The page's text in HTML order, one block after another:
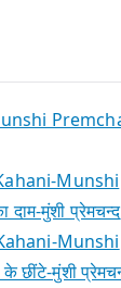
Munshi
मुंशी प्रेमचन्द
Munshi
छींटे-मुंशी